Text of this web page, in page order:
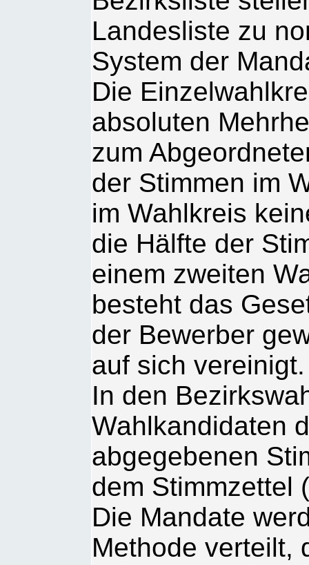
Landesliste zu
System der
Die
absoluten
zum
der Stimmen im
im Wahlkreis
die Hälfte der
einem zweiten
besteht das
der Bewerber
auf sich vereinigt.
In den
Wahlkandidaten
abgegebenen
dem Stimmzettel
Die Mandate
Methode verteilt,